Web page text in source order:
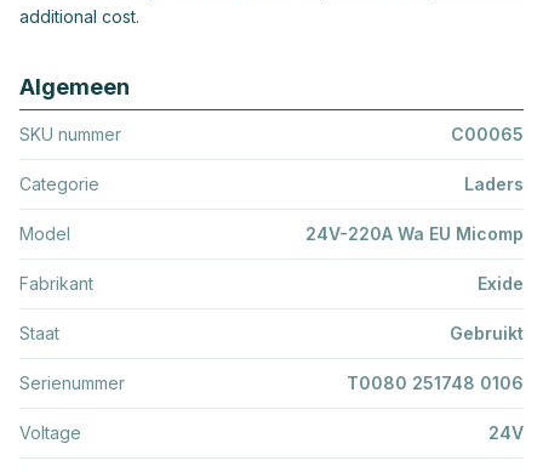
additional cost.
Algemeen
SKU nummer C00065
Categorie Laders
Model 24V-220A Wa EU Micomp
Fabrikant Exide
Staat Gebruikt
Serienummer T0080 251748 0106
Voltage 24V